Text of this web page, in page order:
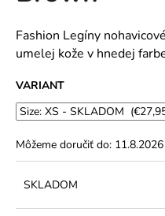
hviezdičiek.
Fashion Legíny
umelej kože v hnedej
VARIANT
Môžeme doručiť do: 11.8.2026
SKLADOM
m
e